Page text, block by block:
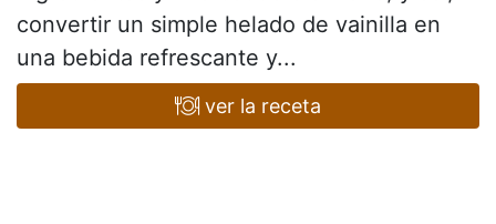
convertir un simple helado de vainilla en
una bebida refrescante y...
ver la receta